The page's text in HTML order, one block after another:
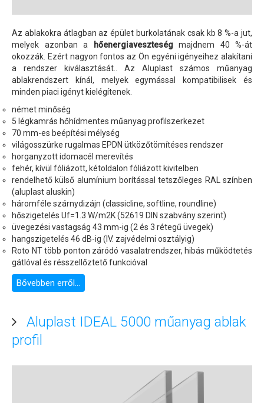
Az ablakokra átlagban az épület burkolatának csak kb 8 %-a jut,
melyek azonban a
hőenergiaveszteségmajdnem 40 %-át
okozzák. Ezért nagyon fontos az Ön egyéni igényeihez alakítani
a rendszer kiválasztását.. Az Aluplast számos műanyag
ablakrendszert kínál, melyek egymással kompatibilisek és
minden piaci igényt kielégítenek.
német minőség
5 légkamrás hőhídmentes műanyag profilszerkezet
70 mm-es beépítési mélység
világosszürke rugalmas EPDN ütközőtömítéses rendszer
horganyzott idomacél merevítés
fehér, kívül fóliázott, kétoldalon fóliázott kivitelben
rendelhető külső alumínium borítással tetszőleges RAL színben
(aluplast aluskin)
háromféle szárnydizájn (classicline, softline, roundline)
hőszigetelés Uf=1.3 W/m2K (52619 DIN szabvány szerint)
üvegezési vastagság 43 mm-ig (2 és 3 rétegű üvegek)
hangszigetelés 46 dB-ig (IV. zajvédelmi osztályig)
Roto NT több ponton záródó vasalatrendszer, hibás működtetés
gátlóval és résszellőztető funkcióval
Bővebben erről...
Aluplast IDEAL 5000 műanyag ablak
profil